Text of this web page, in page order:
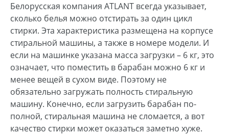
Белорусская компания ATLANT всегда указывает,
сколько белья можно отстирать за один цикл
стирки. Эта характеристика размещена на корпусе
стиральной машины, а также в номере модели. И
если на машинке указана масса загрузки – 6 кг, это
означает, что поместить в барабан можно 6 кг и
менее вещей в сухом виде. Поэтому не
обязательно загружать полность стиральную
машину. Конечно, если загрузить барабан по-
полной, стиральная машина не сломается, а вот
качество стирки может оказаться заметно хуже.